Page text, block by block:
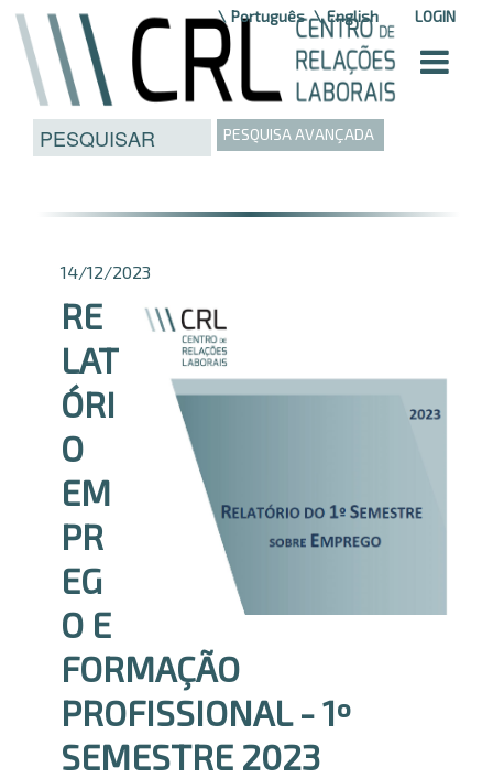
Saltar para o conteúdo LOGIN
Português English
PESQUISA AVANÇADA
14/12/2023
RE
LAT
ÓRI
O
EM
PR
EG
O E
FORMAÇÃO
PROFISSIONAL - 1º
SEMESTRE 2023